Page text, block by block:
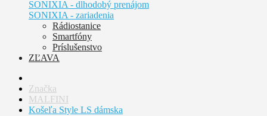
SONIXIA - dlhodobý prenájom
SONIXIA - zariadenia
Rádiostanice
Smartfóny
Príslušenstvo
ZĽAVA
Značka
MALFINI
Košeľa Style LS dámska